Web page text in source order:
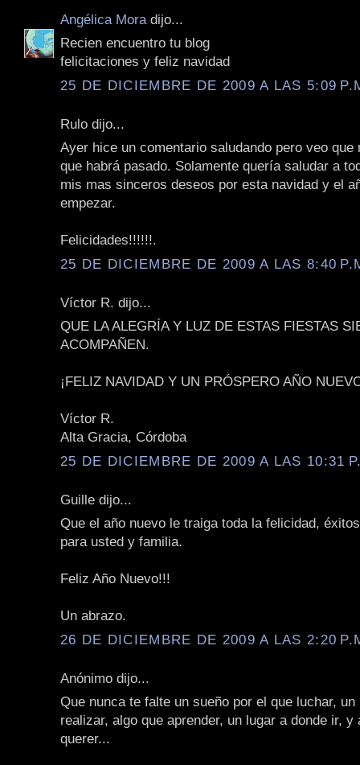
Angélica Mora dijo...
Recien encuentro tu blog
felicitaciones y feliz navidad
25 DE DICIEMBRE DE 2009 A LAS 5:09
Rulo dijo...
Ayer hice un comentario saludando pero veo que
que habrá pasado. Solamente quería saludar a
mis mas sinceros deseos por esta navidad y el
empezar.
Felicidades!!!!!!.
25 DE DICIEMBRE DE 2009 A LAS 8:40
Víctor R. dijo...
QUE LA ALEGRÍA Y LUZ DE ESTAS FIESTAS
ACOMPAÑEN.
¡FELIZ NAVIDAD Y UN PRÓSPERO AÑO
Víctor R.
Alta Gracia, Córdoba
25 DE DICIEMBRE DE 2009 A LAS 10:31
Guille dijo...
Que el año nuevo le traiga toda la felicidad,
para usted y familia.
Feliz Año Nuevo!!!
Un abrazo.
26 DE DICIEMBRE DE 2009 A LAS 2:20
Anónimo dijo...
Que nunca te falte un sueño por el que luchar,
realizar, algo que aprender, un lugar a donde ir, y
querer...